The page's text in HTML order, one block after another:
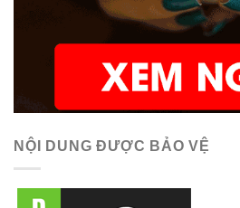
NỘI DUNG ĐƯỢC BẢO VỆ